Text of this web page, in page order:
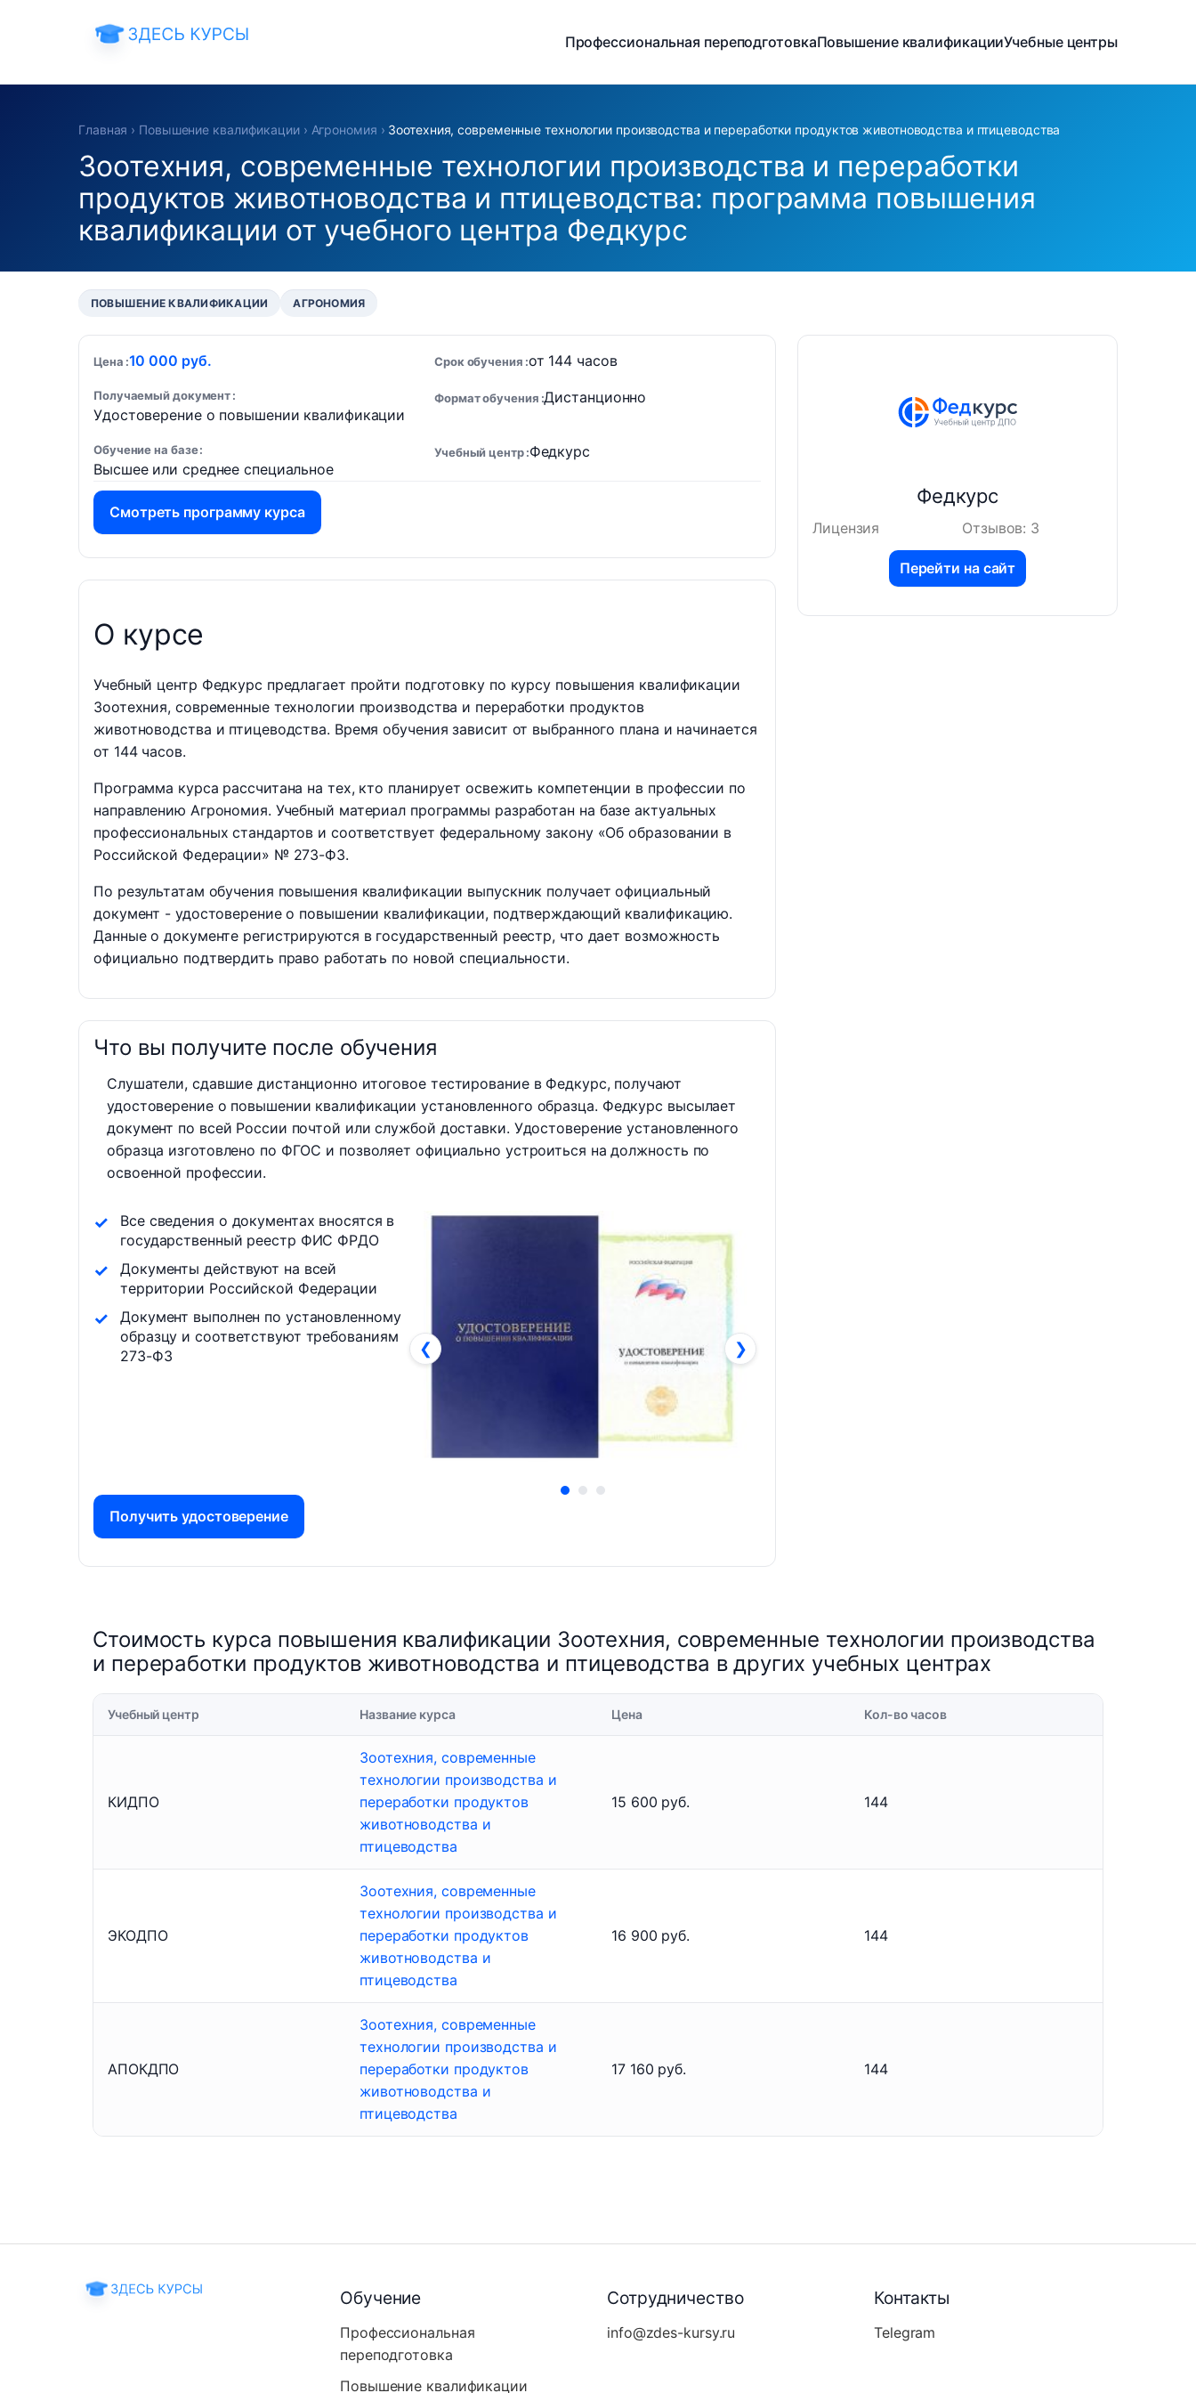
Профессиональная переподготовкаПовышение квалификацииУчебные центры
Главная › Повышение квалификации› Агрономия › Зоотехния, современные технологии производства и переработки продуктов животноводства и птицеводства
Зоотехния, современные технологии производства и переработки
продуктов животноводства и птицеводства: программа повышения
квалификации от учебного центра Федкурс
ПОВЫШЕНИЕ КВАЛИФИКАЦИИ АГРОНОМИЯ
Цена 10 000 руб. Срок обучения от 144 часов
Получаемый документ
Удостоверение о повышении квалификации
Формат обучения Дистанционно
Обучение на базе
Высшее или среднее специальное
Учебный центр Федкурс
Смотреть программу курса
О курсе
Учебный центр Федкурс предлагает пройти подготовку по курсу повышения квалификации
Зоотехния, современные технологии производства и переработки продуктов
животноводства и птицеводства. Время обучения зависит от выбранного плана и начинается
от 144 часов.
Программа курса рассчитана на тех, кто планирует освежить компетенции в профессии по
направлению Агрономия. Учебный материал программы разработан на базе актуальных
профессиональных стандартов и соответствует федеральному закону «Об образовании в
Российской Федерации» № 273-ФЗ.
По результатам обучения повышения квалификации выпускник получает официальный
документ - удостоверение о повышении квалификации, подтверждающий квалификацию.
Данные о документе регистрируются в государственный реестр, что дает возможность
официально подтвердить право работать по новой специальности.
Что вы получите после обучения
Слушатели, сдавшие дистанционно итоговое тестирование в Федкурс, получают
удостоверение о повышении квалификации установленного образца. Федкурс высылает
документ по всей России почтой или службой доставки. Удостоверение установленного
образца изготовлено по ФГОС и позволяет официально устроиться на должность по
освоенной профессии.
Все сведения о документах вносятся в
государственный реестр ФИС ФРДО
Документы действуют на всей
территории Российской Федерации
Документ выполнен по установленному
образцу и соответствуют требованиям
273-ФЗ
❮ ❯
Получить удостоверение
Федкурс
Лицензия Отзывов: 3
Перейти на сайт
Стоимость курса повышения квалификации Зоотехния, современные технологии производства
и переработки продуктов животноводства и птицеводства в других учебных центрах
Учебный центр Название курса Цена Кол-во часов
КИДПО
Зоотехния, современные
технологии производства и
переработки продуктов
животноводства и
птицеводства
15 600 руб. 144
ЭКОДПО
Зоотехния, современные
технологии производства и
переработки продуктов
животноводства и
птицеводства
16 900 руб. 144
АПОКДПО
Зоотехния, современные
технологии производства и
переработки продуктов
животноводства и
птицеводства
17 160 руб. 144
Обучение
Профессиональная
переподготовка
Повышение квалификации
Сотрудничество
info@zdes-kursy.ru
Контакты
Telegram